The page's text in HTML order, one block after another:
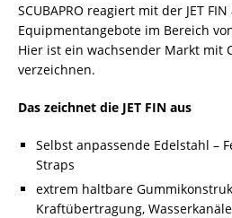
SCUBAPRO reagiert mit der JET
Equipmentangebote im Bereich
Hier ist ein wachsender Markt mit
verzeichnen.
Das zeichnet die JET FIN aus
Selbst anpassende Edelstahl –
Straps
extrem haltbare
Kraftübertragung,